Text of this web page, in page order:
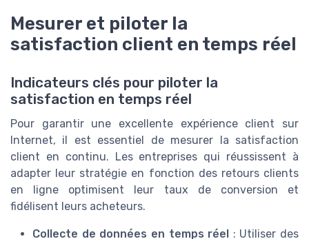
Mesurer et piloter la
satisfaction client en temps réel
Indicateurs clés pour piloter la
satisfaction en temps réel
Pour garantir une excellente expérience client sur
Internet, il est essentiel de mesurer la satisfaction
client en continu. Les entreprises qui réussissent à
adapter leur stratégie en fonction des retours clients
en ligne optimisent leur taux de conversion et
fidélisent leurs acheteurs.
Collecte de données en temps réel : Utiliser des